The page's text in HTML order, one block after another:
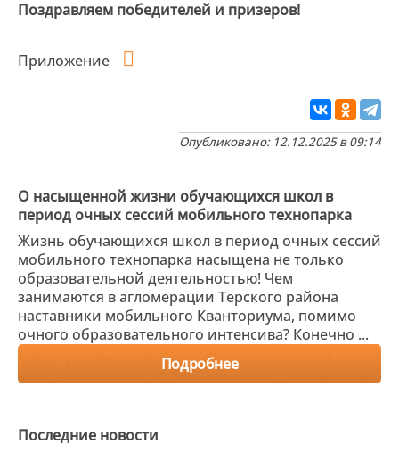
Поздравляем победителей и призеров!
Приложение
Опубликовано: 12.12.2025 в 09:14
О насыщенной жизни обучающихся школ в
период очных сессий мобильного технопарка
Жизнь обучающихся школ в период очных сессий
мобильного технопарка насыщена не только
образовательной деятельностью! Чем
занимаются в агломерации Терского района
наставники мобильного Кванториума, помимо
очного образовательного интенсива? Конечно ...
Подробнее
Последние новости